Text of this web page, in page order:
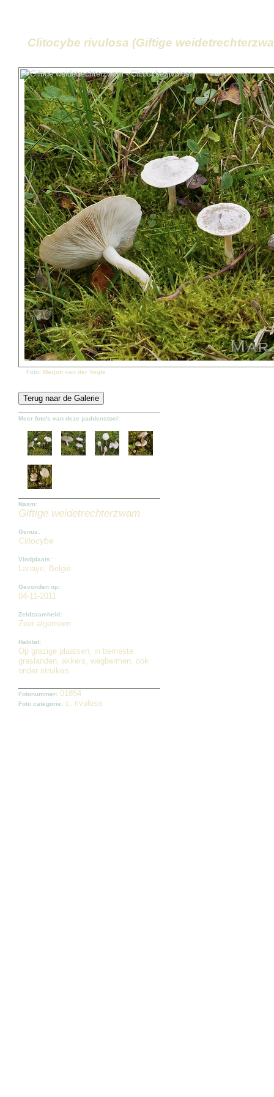
Clitocybe rivulosa (Giftige
Foto: Marjon van der Vegte
Meer foto's van deze paddenstoel:
Naam:
Giftige weidetrechterzwam
Genus:
Clitocybe
Vindplaats:
Lanaye, België
Gevonden op:
04-11-2011
Zeldzaamheid:
Zeer algemeen
Habitat:
Op grazige plaatsen, in bemeste
graslanden, akkers, wegbermen, ook
onder struiken.
Fotonummer: 01854
Foto categorie: c. rivulosa